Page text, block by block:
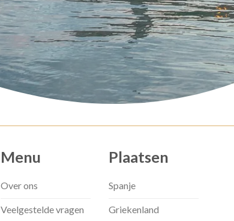
Menu
Over ons
Veelgestelde vragen
Plaatsen
Spanje
Griekenland